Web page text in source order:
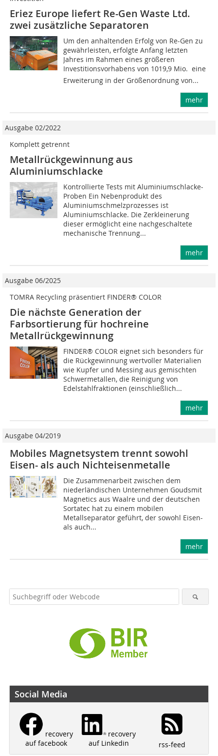
Eriez Europe liefert Re-Gen Waste Ltd.
zwei zusätzliche Separatoren
Um den anhaltenden Erfolg von Re-Gen zu
gewährleisten, erfolgte Anfang letzten
Jahres im Rahmen eines größeren
Investitionsvorhabens von 1019,9 Mio.  eine
Erweiterung in der Größenordnung von...
mehr
Ausgabe 02/2022
Komplett getrennt
Metallrückgewinnung aus
Aluminiumschlacke
Kontrollierte Tests mit Aluminiumschlacke-
Proben Ein Nebenprodukt des
Aluminiumschmelzprozesses ist
Aluminiumschlacke. Die Zerkleinerung
dieser ermöglicht eine nachgeschaltete
mechanische Trennung...
mehr
Ausgabe 06/2025
TOMRA Recycling präsentiert FINDER® COLOR
Die nächste Generation der
Farbsortierung für hochreine
Metallrückgewinnung
FINDER® COLOR eignet sich besonders für
die Rückgewinnung wertvoller Materialien
wie Kupfer und Messing aus gemischten
Schwermetallen, die Reinigung von
Edelstahlfraktionen (einschließlich...
mehr
Ausgabe 04/2019
Mobiles Magnetsystem trennt sowohl
Eisen- als auch Nichteisenmetalle
Die Zusammenarbeit zwischen dem
niederländischen Unternehmen Goudsmit
Magnetics aus Waalre und der deutschen
Sortatec hat zu einem mobilen
Metallseparator geführt, der sowohl Eisen-
als auch...
mehr
Social Media
recovery
auf facebook
recovery
auf Linkedin
rss-feed